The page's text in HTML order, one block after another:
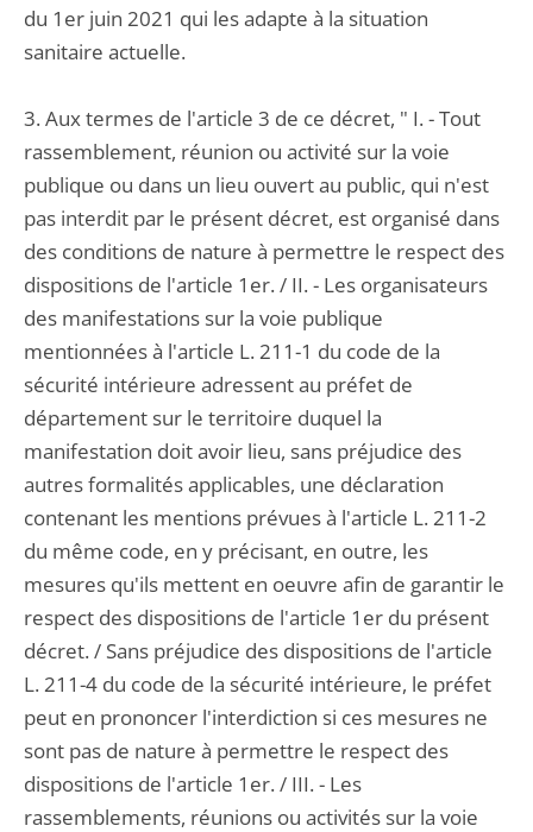
du 1er juin 2021 qui les adapte à la situation
sanitaire actuelle.
3. Aux termes de l'article 3 de ce décret, " I. - Tout
rassemblement, réunion ou activité sur la voie
publique ou dans un lieu ouvert au public, qui n'est
pas interdit par le présent décret, est organisé dans
des conditions de nature à permettre le respect des
dispositions de l'article 1er. / II. - Les organisateurs
des manifestations sur la voie publique
mentionnées à l'article L. 211-1 du code de la
sécurité intérieure adressent au préfet de
département sur le territoire duquel la
manifestation doit avoir lieu, sans préjudice des
autres formalités applicables, une déclaration
contenant les mentions prévues à l'article L. 211-2
du même code, en y précisant, en outre, les
mesures qu'ils mettent en oeuvre afin de garantir le
respect des dispositions de l'article 1er du présent
décret. / Sans préjudice des dispositions de l'article
L. 211-4 du code de la sécurité intérieure, le préfet
peut en prononcer l'interdiction si ces mesures ne
sont pas de nature à permettre le respect des
dispositions de l'article 1er. / III. - Les
rassemblements, réunions ou activités sur la voie